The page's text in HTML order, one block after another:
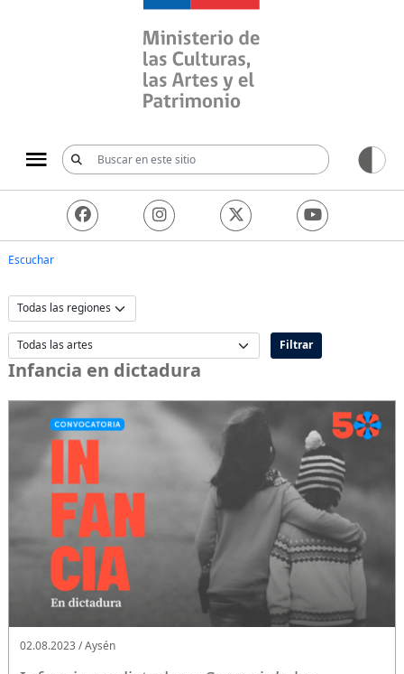
Ministerio de las
Escuchar
Filtrar
Infancia en dictadura
02.08.2023 / Aysén